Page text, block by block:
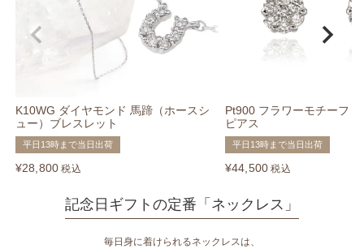
K10WG ダイヤモンド 馬蹄（ホースシ
ュー）ブレスレット
平日13時まで当日出荷
¥28,800 税込
Pt900 フラワーモチーフ
ピアス
平日13時まで当日出荷
¥44,500 税込
記念日ギフトの定番「ネックレス」
毎日身に着けられるネックレスは、